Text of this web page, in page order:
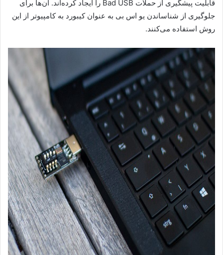
قابلیت پیشگیری از حملات Bad USB را ایجاد کرده‌اند. آن‌ها برای
جلوگیری از شناساندن یو اس بی به عنوان کیبورد به کامپیوتر از این
روش استفاده می‌کنند.